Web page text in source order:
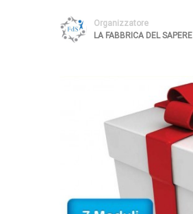
Organizzatore
LA FABBRICA DEL SAPERE